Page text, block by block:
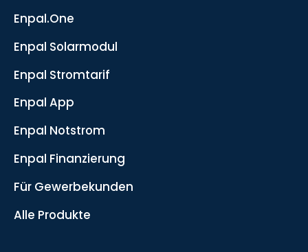
Enpal.One
Enpal Solarmodul
Enpal Stromtarif
Enpal App
Enpal Notstrom
Enpal Finanzierung
Für Gewerbekunden
Alle Produkte